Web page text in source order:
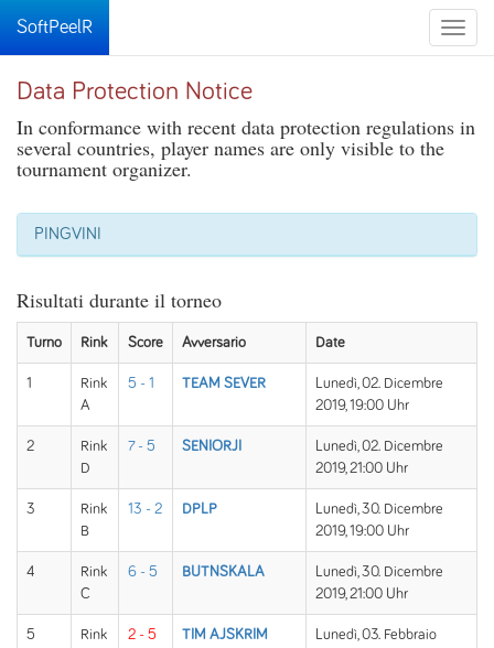
Toggle
SoftPeelR
Data Protection Notice
In conformance with recent data protection regulations in
several countries, player names are only visible to the
tournament organizer.
PINGVINI
Risultati durante il torneo
Turno Rink Score Avversario Date
1
Rink
A
5 - 1 TEAM SEVER
Lunedì, 02. Dicembre
2019, 19:00 Uhr
2
Rink
D
7 - 5 SENIORJI
Lunedì, 02. Dicembre
2019, 21:00 Uhr
3
Rink
B
13 - 2 DPLP
Lunedì, 30. Dicembre
2019, 19:00 Uhr
4
Rink
C
6 - 5 BUTNSKALA
Lunedì, 30. Dicembre
2019, 21:00 Uhr
5
Rink
2 - 5 TIM AJSKRIM
Lunedì, 03. Febbraio